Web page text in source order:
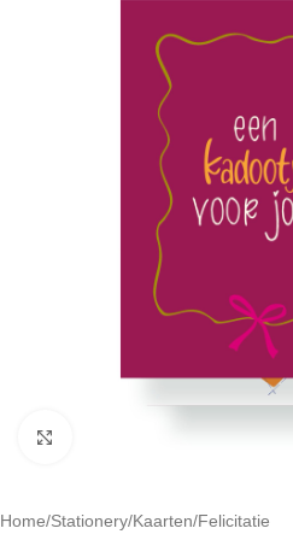
Home/Stationery/Kaarten/Felicitatie